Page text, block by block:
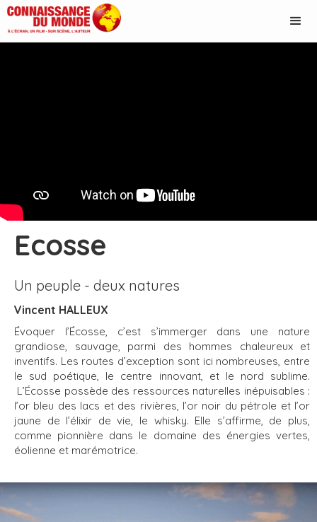
Ecosse
Un peuple - deux natures
Vincent HALLEUX
Évoquer l’Écosse, c’est s’immerger dans une nature
grandiose, sauvage, parmi des hommes chaleureux et
inventifs. Les routes d’exception sont ici nombreuses, entre
le sud poétique, le centre innovant, et le nord sublime.
L’Écosse possède des ressources naturelles inépuisables :
l’or bleu des lacs et des rivières, l’or noir du pétrole et l’or
jaune de l’élixir de vie, le whisky. Elle s’affirme, de plus,
comme pionnière dans le domaine des énergies vertes,
éolienne et marémotrice.